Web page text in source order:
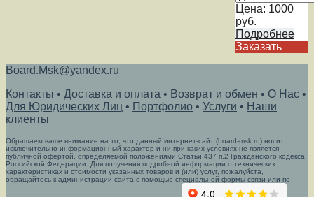
Цена: 1000
руб.
Подробнее
Заказать
Board.Msk@yandex.ru
Контакты • Доставка и оплата • Возврат и обмен • О Нас •
Для Юридических Лиц • Портфолио • Услуги • Наши
клиенты
Обращаем ваше внимание на то, что данный интернет-сайт (board-msk.ru) носит
исключительно информационный характер и ни при каких условиях не является
публичной офертой, определяемой положениями Статьи 437 п.2 Гражданского кодекса
Российской Федерации. Для получения подробной информации о технических
характеристиках и стоимости указанных товаров и (или) услуг, пожалуйста,
обращайтесь к администрации сайта с помощью специальной формы связи или по